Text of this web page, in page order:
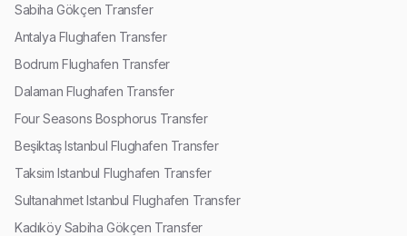
Sabiha Gökçen Transfer
Antalya Flughafen Transfer
Bodrum Flughafen Transfer
Dalaman Flughafen Transfer
Four Seasons Bosphorus Transfer
Beşiktaş Istanbul Flughafen Transfer
Taksim Istanbul Flughafen Transfer
Sultanahmet Istanbul Flughafen Transfer
Kadıköy Sabiha Gökçen Transfer